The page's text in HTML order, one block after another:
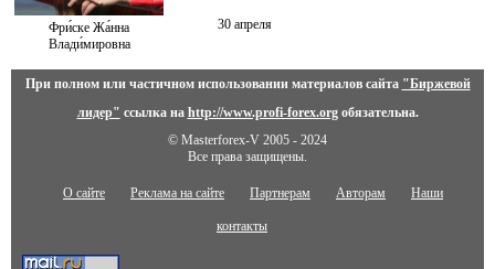
Фри́ске Жа́нна
Влади́мировна
30 апреля
При полном или частичном использовании материалов сайта "Биржевой
лидер" ссылка на http://www.profi-forex.orgобязательна.
© Masterforex-V 2005 - 2024
Все права защищены.
О сайте Реклама на сайте Партнерам Авторам Наши
контакты